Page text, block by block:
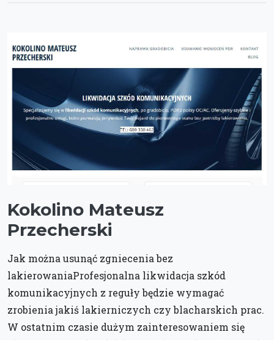
Kokolino Mateusz
Przecherski
Jak można usunąć zgniecenia bez
lakierowaniaProfesjonalna likwidacja szkód
komunikacyjnych z reguły będzie wymagać
zrobienia jakiś lakierniczych czy blacharskich prac.
W ostatnim czasie dużym zainteresowaniem się